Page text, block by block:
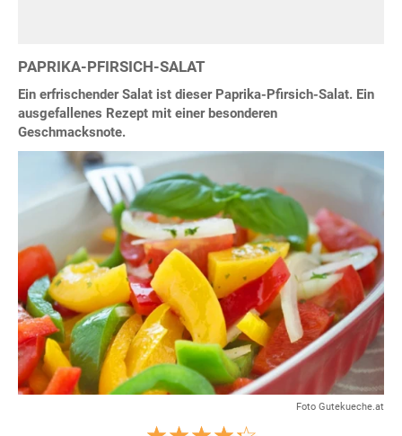
PAPRIKA-PFIRSICH-SALAT
Ein erfrischender Salat ist dieser Paprika-Pfirsich-Salat. Ein
ausgefallenes Rezept mit einer besonderen
Geschmacksnote.
Foto Gutekueche.at